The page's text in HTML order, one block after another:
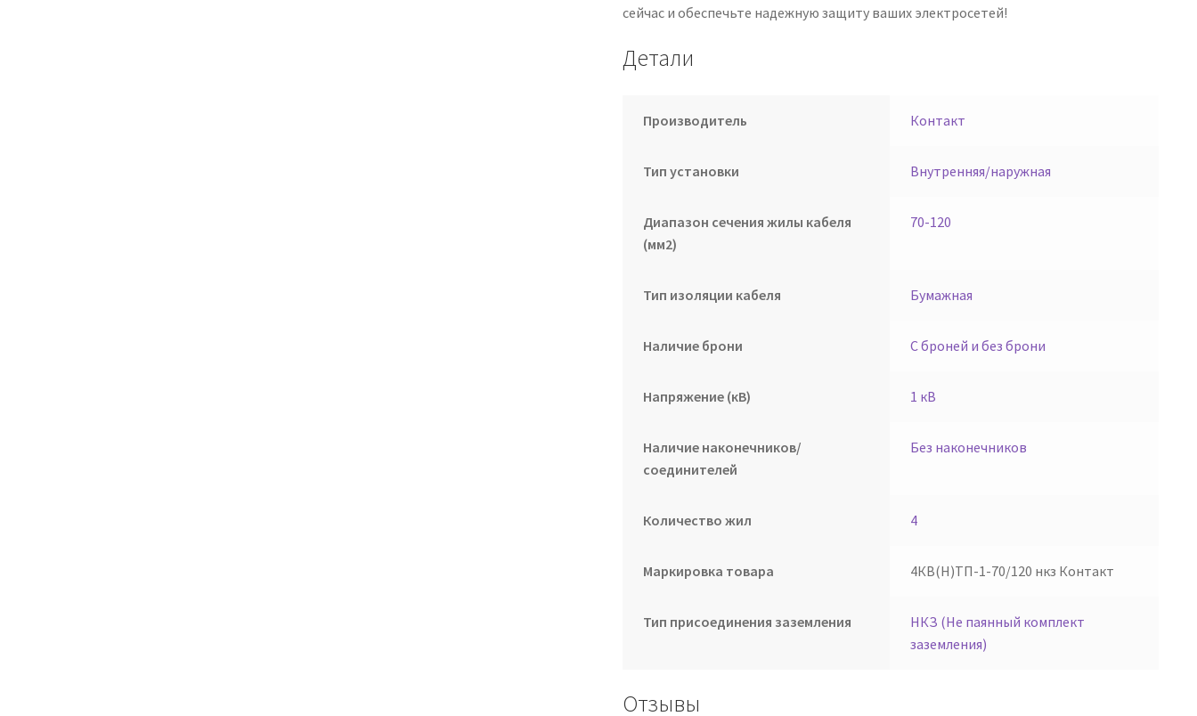
сейчас и обеспечьте надежную защиту ваших электросетей!
Детали
Производитель Контакт
Тип установки Внутренняя/наружная
Диапазон сечения жилы кабеля
(мм2)
70-120
Тип изоляции кабеля Бумажная
Наличие брони С броней и без брони
Напряжение (кВ) 1 кВ
Наличие наконечников/
соединителей
Без наконечников
Количество жил 4
Маркировка товара 4КВ(Н)ТП-1-70/120 нкз Контакт
Тип присоединения заземления
НКЗ (Не паянный комплект
заземления)
Отзывы